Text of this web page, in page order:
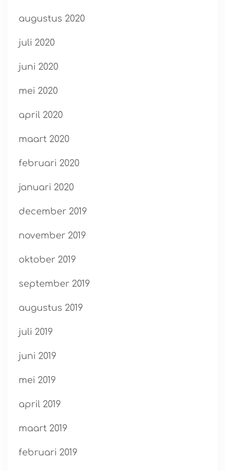
augustus 2020
juli 2020
juni 2020
mei 2020
april 2020
maart 2020
februari 2020
januari 2020
december 2019
november 2019
oktober 2019
september 2019
augustus 2019
juli 2019
juni 2019
mei 2019
april 2019
maart 2019
februari 2019